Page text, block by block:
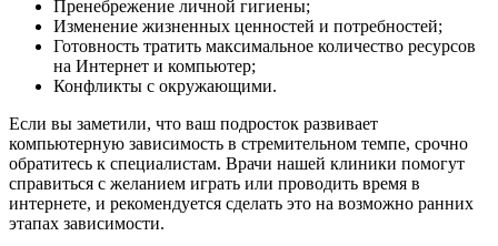
Пренебрежение личной гигиены;
Изменение жизненных ценностей и потребностей;
Готовность тратить максимальное количество ресурсов
на Интернет и компьютер;
Конфликты с окружающими.
Если вы заметили, что ваш подросток развивает
компьютерную зависимость в стремительном темпе, срочно
обратитесь к специалистам. Врачи нашей клиники помогут
справиться с желанием играть или проводить время в
интернете, и рекомендуется сделать это на возможно ранних
этапах зависимости.